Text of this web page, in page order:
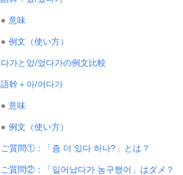
意味
例文（使い方）
다가と았/었다가の例文比較
語幹＋아/어다가
意味
例文（使い方）
ご質問①：「좀 더 있다 하나?」とは？
ご質問②：「일어났다가 농구했어」はダメ？